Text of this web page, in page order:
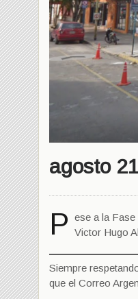
agosto
P ese a la
Victor Hugo
Siempre
que el Correo